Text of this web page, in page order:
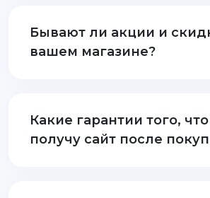
Бывают ли акции и
вашем магазине?
Какие гарантии того, что
получу сайт после